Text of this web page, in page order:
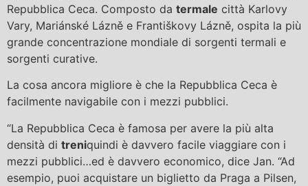
Repubblica Ceca. Composto da termale città Karlovy
Vary, Mariánské Lázně e Františkovy Lázně, ospita la più
grande concentrazione mondiale di sorgenti termali e
sorgenti curative.
La cosa ancora migliore è che la Repubblica Ceca è
facilmente navigabile con i mezzi pubblici.
“La Repubblica Ceca è famosa per avere la più alta
densità di treniquindi è davvero facile viaggiare con i
mezzi pubblici…ed è davvero economico, dice Jan. “Ad
esempio, puoi acquistare un biglietto da Praga a Pilsen,